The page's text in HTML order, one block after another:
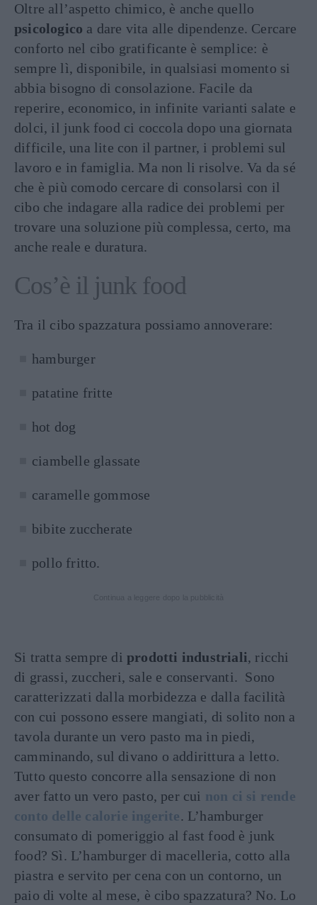
Oltre all’aspetto chimico, è anche quello
psicologico a dare vita alle dipendenze. Cercare
conforto nel cibo gratificante è semplice: è
sempre lì, disponibile, in qualsiasi momento si
abbia bisogno di consolazione. Facile da
reperire, economico, in infinite varianti salate e
dolci, il junk food ci coccola dopo una giornata
difficile, una lite con il partner, i problemi sul
lavoro e in famiglia. Ma non li risolve. Va da sé
che è più comodo cercare di consolarsi con il
cibo che indagare alla radice dei problemi per
trovare una soluzione più complessa, certo, ma
anche reale e duratura.
Cos’è il junk food
Tra il cibo spazzatura possiamo annoverare:
hamburger
patatine fritte
hot dog
ciambelle glassate
caramelle gommose
bibite zuccherate
pollo fritto.
Si tratta sempre di prodotti industriali, ricchi
di grassi, zuccheri, sale e conservanti. Sono
caratterizzati dalla morbidezza e dalla facilità
con cui possono essere mangiati, di solito non a
tavola durante un vero pasto ma in piedi,
camminando, sul divano o addirittura a letto.
Tutto questo concorre alla sensazione di non
aver fatto un vero pasto, per cui non ci si rende
conto delle calorie ingerite. L’hamburger
consumato di pomeriggio al fast food è junk
food? Sì. L’hamburger di macelleria, cotto alla
piastra e servito per cena con un contorno, un
paio di volte al mese, è cibo spazzatura? No. Lo